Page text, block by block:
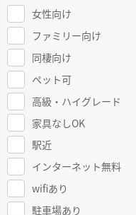
女性向け
ファミリー向け
同棲向け
ペット可
高級・ハイグレード
家具なしOK
駅近
インターネット無料
wifiあり
駐車場あり